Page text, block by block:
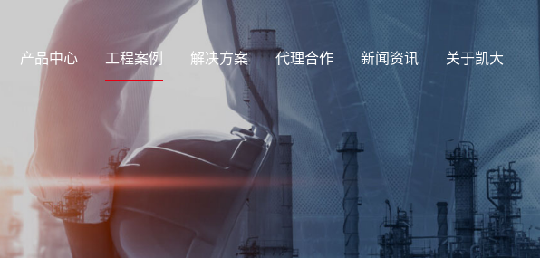
产品中心 工程案例 解决方案 代理合作 新闻资讯 关于凯大